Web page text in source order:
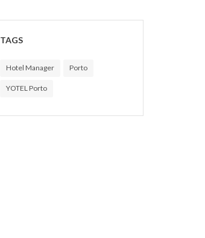
TAGS
Hotel Manager Porto
YOTEL Porto